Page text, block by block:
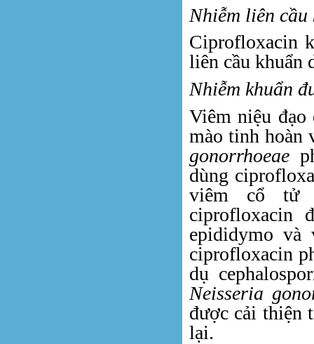
Nhiễm liên cầu
Ciprofloxacin
liên cầu khuẩn
Nhiễm khuẩn
Viêm niệu
mào tinh hoàn
gonorrhoeae
dùng
viêm cổ
epididymo và
ciprofloxacin
dụ
Neisseria
được cải thiện
lại.